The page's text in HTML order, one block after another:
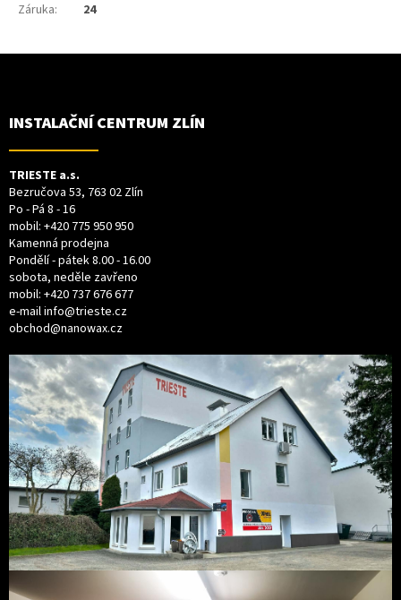
Záruka: 24
Z
INSTALAČNÍ CENTRUM ZLÍN
TRIESTE a.s.
Bezručova 53, 763 02 Zlín
Po - Pá 8 - 16
mobil: +420 775 950 950
Kamenná prodejna
Pondělí - pátek 8.00 - 16.00
sobota, neděle zavřeno
mobil: +420 737 676 677
e-mailinfo@trieste.cz
obchod@nanowax.cz